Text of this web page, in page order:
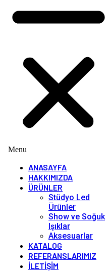
Menu
ANASAYFA
HAKKIMIZDA
ÜRÜNLER
Stüdyo Led
Ürünler
Show ve Soğuk
Işıklar
Aksesuarlar
KATALOG
REFERANSLARIMIZ
İLETIŞIM